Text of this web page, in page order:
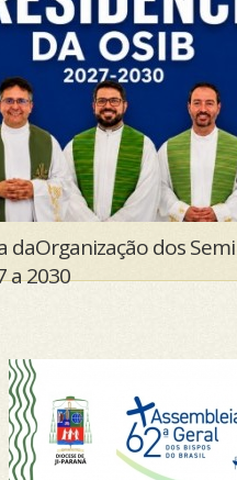
presbiteral em
e Institutos do Brasil